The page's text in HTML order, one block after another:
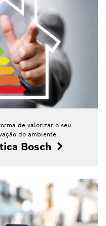
de valorizar o seu
do ambiente
Bosch